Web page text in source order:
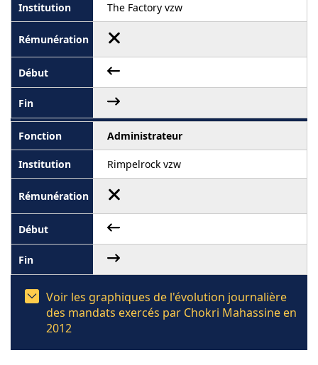
The Factory vzw
Administrateur
Rimpelrock vzw
Voir les graphiques de l'évolution journalière
des mandats exercés par Chokri Mahassine en
2012